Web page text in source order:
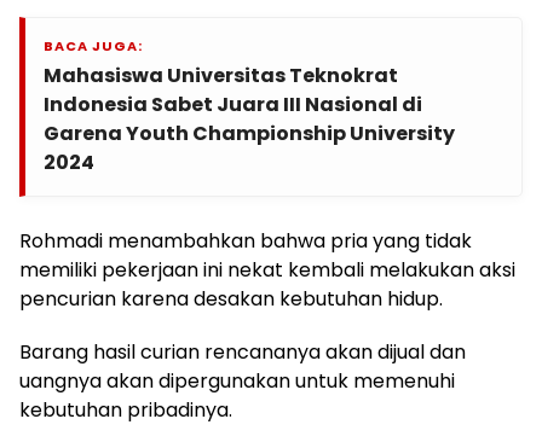
BACA JUGA:
Mahasiswa Universitas Teknokrat
Indonesia Sabet Juara III Nasional di
Garena Youth Championship University
2024
Rohmadi menambahkan bahwa pria yang tidak
memiliki pekerjaan ini nekat kembali melakukan aksi
pencurian karena desakan kebutuhan hidup.
Barang hasil curian rencananya akan dijual dan
uangnya akan dipergunakan untuk memenuhi
kebutuhan pribadinya.